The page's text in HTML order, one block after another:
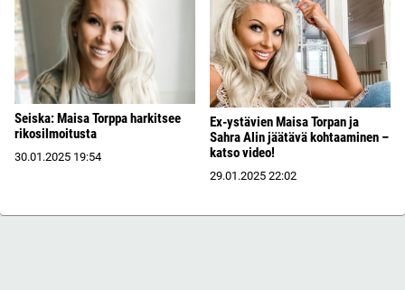
Seiska: Maisa Torppa harkitsee
rikosilmoitusta
30.01.2025 19:54
Ex-ystävien Maisa Torpan ja
Sahra Alin jäätävä kohtaaminen –
katso video!
29.01.2025 22:02